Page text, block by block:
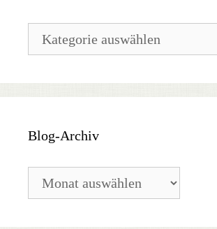
Kategorien
Blog-Archiv
Archiv